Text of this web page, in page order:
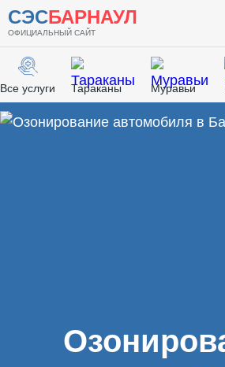
СЭСБАРНАУЛ
ОФИЦИАЛЬНЫЙ САЙТ
Все услуги Тараканы Муравьи